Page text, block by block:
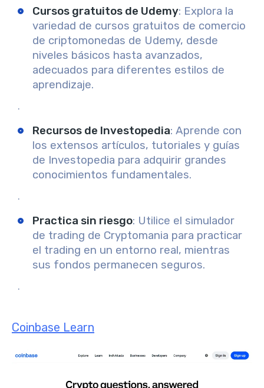
Cursos gratuitos de Udemy: Explora la
variedad de cursos gratuitos de comercio
de criptomonedas de Udemy, desde
niveles básicos hasta avanzados,
adecuados para diferentes estilos de
aprendizaje.
.
Recursos de Investopedia: Aprende con
los extensos artículos, tutoriales y guías
de Investopedia para adquirir grandes
conocimientos fundamentales.
.
Practica sin riesgo: Utilice el simulador
de trading de Cryptomania para practicar
el trading en un entorno real, mientras
sus fondos permanecen seguros.
.
Coinbase Learn